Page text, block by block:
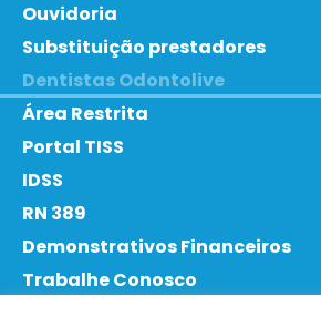
Ouvidoria
Substituição prestadores
Dentistas Odontolive
Área Restrita
Portal TISS
IDSS
RN 389
Demonstrativos Financeiros
Trabalhe Conosco